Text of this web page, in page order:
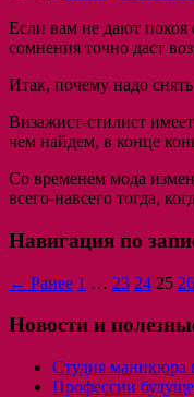
Если вам не дают покоя
сомнения точно даст
Итак, почему надо
Визажист-стилист
чем найдем, в конце
Со временем мода
всего-навсего тогда,
Навигация по
← Ранее 1 … 23 24 25 26
Новости и
Студия маникюра
Профессии